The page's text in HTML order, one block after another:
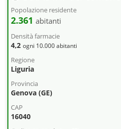
Popolazione residente
2.361 abitanti
Densità farmacie
4,2 ogni 10.000 abitanti
Regione
Liguria
Provincia
Genova (GE)
CAP
16040